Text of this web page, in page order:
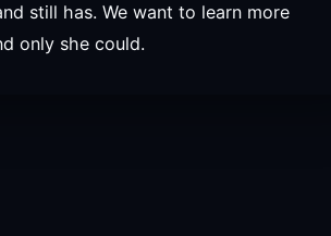
still has. We want to learn more
only she could.